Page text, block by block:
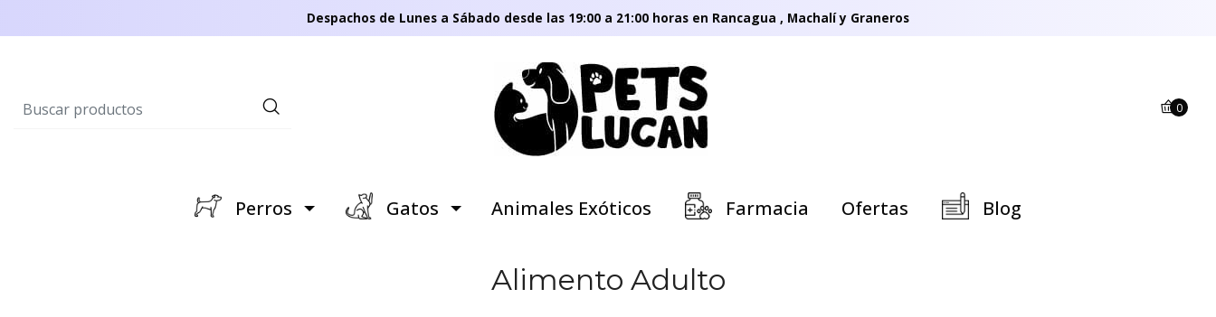
Despachos de Lunes a Sábado desde las 19:00 a 21:00 horas en Rancagua , Machalí y Graneros
0
Perros Gatos Animales Exóticos Farmacia Ofertas Blog
Alimento Adulto